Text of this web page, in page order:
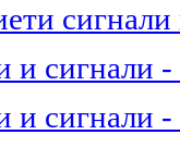
сигнали -
сигнали -